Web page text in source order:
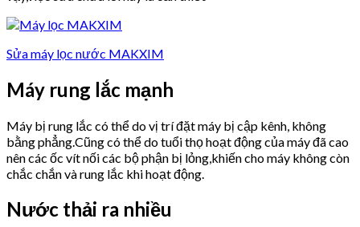
Sửa máy lọc nước MAKXIM
Máy rung lắc mạnh
Máy bị rung lắc có thể do vị trí đặt máy bị cập kênh, không
bằng phẳng.Cũng có thể do tuổi thọ hoạt động của máy đã cao
nên các ốc vít nối các bộ phận bị lỏng,khiến cho máy không còn
chắc chắn và rung lắc khi hoạt động.
Nước thải ra nhiều